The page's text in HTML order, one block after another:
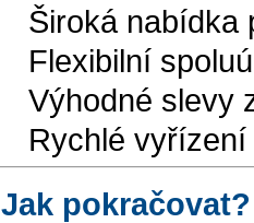
Široká nabídka
Flexibilní
Výhodné slevy
Rychlé
Jak pokračovat?